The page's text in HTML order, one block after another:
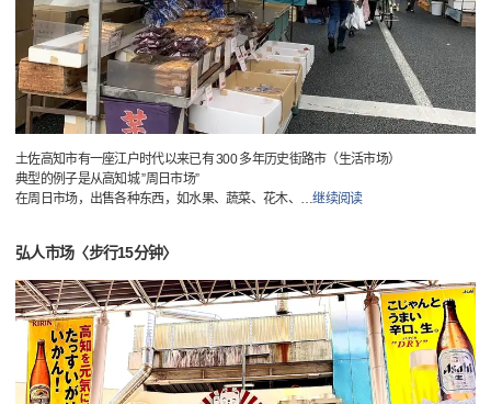
土佐高知市有一座江户时代以来已有 300 多年历史街路市（生活市场）
典型的例子是从高知城 ”周日市场”
在周日市场，出售各种东西，如水果、蔬菜、花木、 …继续阅读
弘人市场〈步行15分钟〉